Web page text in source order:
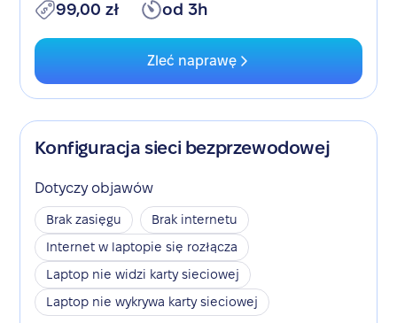
99,00 zł od 3h
Zleć naprawę
Konfiguracja sieci bezprzewodowej
Dotyczy objawów
Brak zasięgu
Brak internetu
Internet w laptopie się rozłącza
Laptop nie widzi karty sieciowej
Laptop nie wykrywa karty sieciowej